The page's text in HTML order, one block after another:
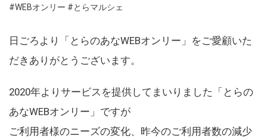
#WEBオンリー #とらマルシェ
日ごろより「とらのあなWEBオンリー」をご愛顧いた
だきありがとうございます。
2020年よりサービスを提供してまいりました「とらの
あなWEBオンリー」ですが
ご利用者様のニーズの変化、昨今のご利用者数の減少